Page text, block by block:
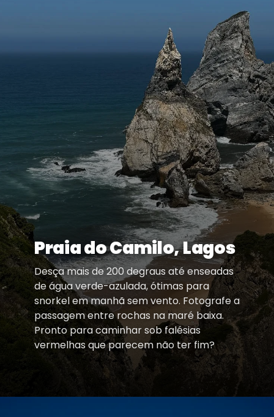
Praia do Camilo, Lagos
Desça mais de 200 degraus até enseadas
de água verde-azulada, ótimas para
snorkel em manhã sem vento. Fotografe a
passagem entre rochas na maré baixa.
Pronto para caminhar sob falésias
vermelhas que parecem não ter fim?